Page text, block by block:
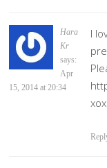
Hara
Kr
says:
Apr
15, 2014 at 20:34
I